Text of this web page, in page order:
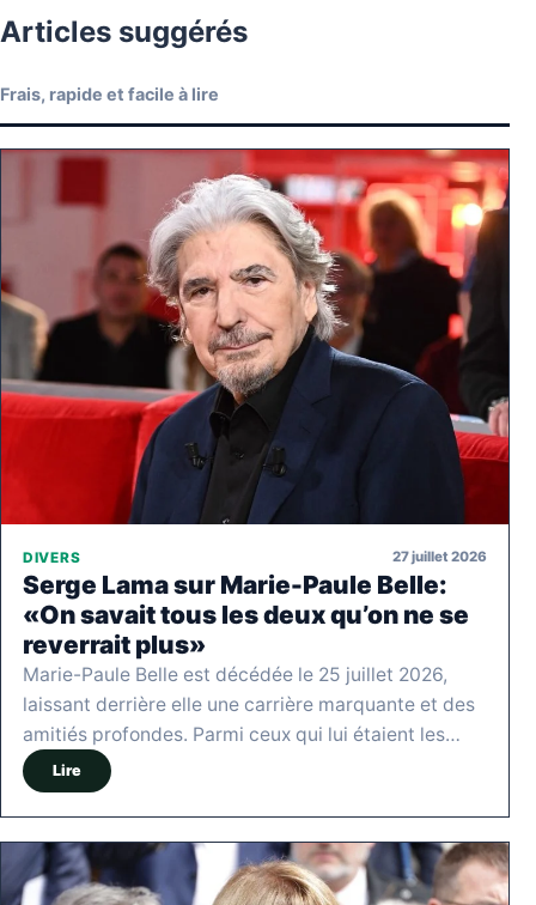
Articles suggérés
Frais, rapide et facile à lire
DIVERS 27 juillet 2026
Serge Lama sur Marie-Paule Belle:
«On savait tous les deux qu’on ne se
reverrait plus»
Marie-Paule Belle est décédée le 25 juillet 2026,
laissant derrière elle une carrière marquante et des
amitiés profondes. Parmi ceux qui lui étaient les…
Lire